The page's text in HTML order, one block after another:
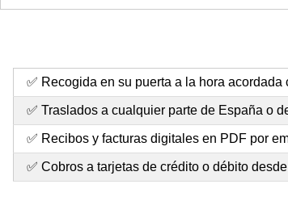
✅ Recogida en su puerta a la hora acordada
✅ Traslados a cualquier parte de España o
✅ Recibos y facturas digitales en PDF por
✅ Cobros a tarjetas de crédito o débito